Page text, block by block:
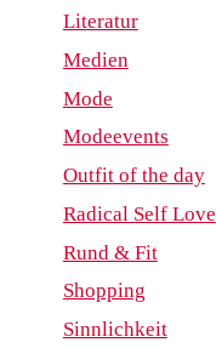
Literatur
Medien
Mode
Modeevents
Outfit of the day
Radical Self Love
Rund & Fit
Shopping
Sinnlichkeit